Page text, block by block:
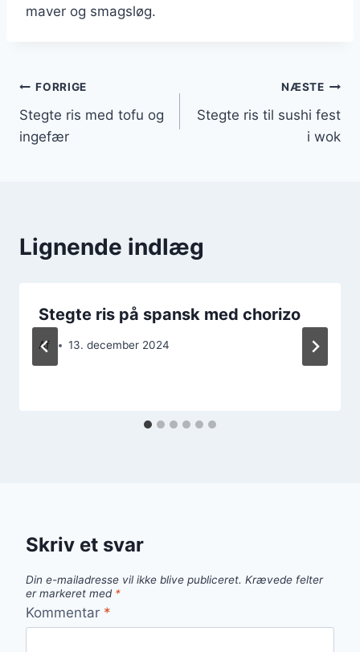
maver og smagsløg.
Indlægsnavigation
FORRIGE
Stegte ris med tofu og
ingefær
NÆSTE
Stegte ris til sushi fest
i wok
Lignende indlæg
Stegte ris på spansk med chorizo
Af 13. december 2024
Skriv et svar
Din e-mailadresse vil ikke blive publiceret. Krævede felter
er markeret med *
Kommentar *